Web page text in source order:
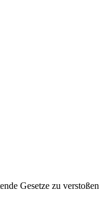
Gesetze zu